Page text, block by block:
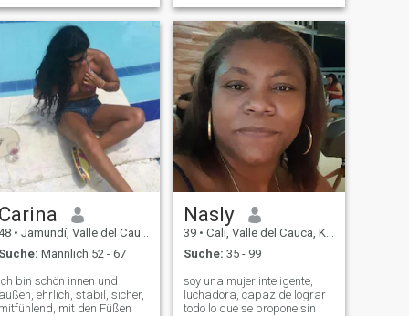
than a good glass of
und ich mich sicherer fühle,
wenn Ihre Mitgliedschaft
kurz vor dem Auslaufen ist,
ist es kein gültiger Grund,
Ihnen meine Nummer zu
geben
• Jamundí, Valle del Cauca, Kolumbien
Männlich 52 - 67
bin schön innen und
ehrlich, stabil, sicher,
mit den Füßen
Nasly
39 • Cali, Valle del Cauca, Kolumbien
Suche: 35 - 99
soy una mujer inteligente,
luchadora, capaz de lograr
todo lo que se propone sin